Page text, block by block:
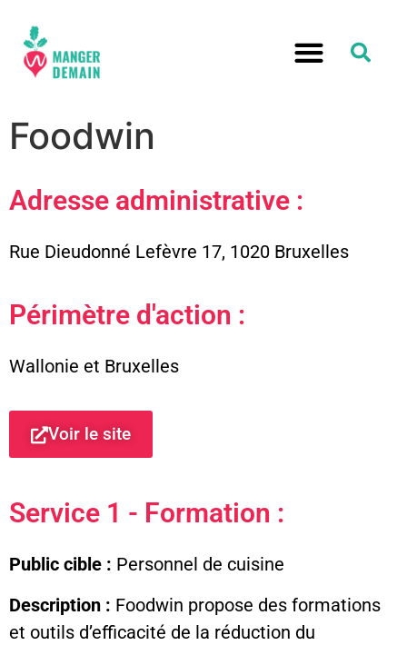
Foodwin
Adresse administrative :
Rue Dieudonné Lefèvre 17, 1020 Bruxelles
Périmètre d'action :
Wallonie et Bruxelles
Voir le site
Service 1 - Formation :
Public cible : Personnel de cuisine
Description : Foodwin propose des formations
et outils d’efficacité de la réduction du